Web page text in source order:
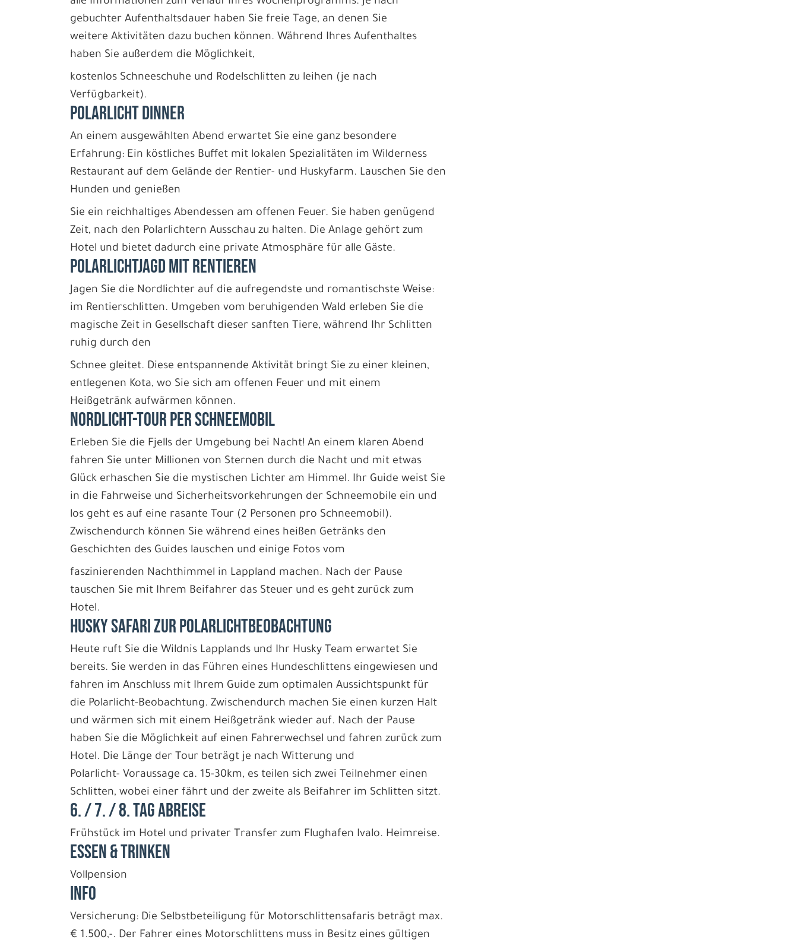
gebuchter Aufenthaltsdauer haben Sie freie Tage, an denen Sie
weitere Aktivitäten dazu buchen können. Während Ihres Aufenthaltes
haben Sie außerdem die Möglichkeit,
kostenlos Schneeschuhe und Rodelschlitten zu leihen (je nach
Verfügbarkeit).
POLARLICHT DINNER
An einem ausgewählten Abend erwartet Sie eine ganz besondere
Erfahrung: Ein köstliches Buffet mit lokalen Spezialitäten im Wilderness
Restaurant auf dem Gelände der Rentier- und Huskyfarm. Lauschen Sie den
Hunden und genießen
Sie ein reichhaltiges Abendessen am offenen Feuer. Sie haben genügend
Zeit, nach den Polarlichtern Ausschau zu halten. Die Anlage gehört zum
Hotel und bietet dadurch eine private Atmosphäre für alle Gäste.
POLARLICHTJAGD MIT RENTIEREN
Jagen Sie die Nordlichter auf die aufregendste und romantischste Weise:
im Rentierschlitten. Umgeben vom beruhigenden Wald erleben Sie die
magische Zeit in Gesellschaft dieser sanften Tiere, während Ihr Schlitten
ruhig durch den
Schnee gleitet. Diese entspannende Aktivität bringt Sie zu einer kleinen,
entlegenen Kota, wo Sie sich am offenen Feuer und mit einem
Heißgetränk aufwärmen können.
NORDLICHT-TOUR PER SCHNEEMOBIL
Erleben Sie die Fjells der Umgebung bei Nacht! An einem klaren Abend
fahren Sie unter Millionen von Sternen durch die Nacht und mit etwas
Glück erhaschen Sie die mystischen Lichter am Himmel. Ihr Guide weist Sie
in die Fahrweise und Sicherheitsvorkehrungen der Schneemobile ein und
los geht es auf eine rasante Tour (2 Personen pro Schneemobil).
Zwischendurch können Sie während eines heißen Getränks den
Geschichten des Guides lauschen und einige Fotos vom
faszinierenden Nachthimmel in Lappland machen. Nach der Pause
tauschen Sie mit Ihrem Beifahrer das Steuer und es geht zurück zum
Hotel.
HUSKY SAFARI ZUR POLARLICHTBEOBACHTUNG
Heute ruft Sie die Wildnis Lapplands und Ihr Husky Team erwartet Sie
bereits. Sie werden in das Führen eines Hundeschlittens eingewiesen und
fahren im Anschluss mit Ihrem Guide zum optimalen Aussichtspunkt für
die Polarlicht-Beobachtung. Zwischendurch machen Sie einen kurzen Halt
und wärmen sich mit einem Heißgetränk wieder auf. Nach der Pause
haben Sie die Möglichkeit auf einen Fahrerwechsel und fahren zurück zum
Hotel. Die Länge der Tour beträgt je nach Witterung und
Polarlicht- Voraussage ca. 15-30km, es teilen sich zwei Teilnehmer einen
Schlitten, wobei einer fährt und der zweite als Beifahrer im Schlitten sitzt.
6. / 7. / 8. TAG ABREISE
Frühstück im Hotel und privater Transfer zum Flughafen Ivalo. Heimreise.
ESSEN & TRINKEN
Vollpension
INFO
Versicherung: Die Selbstbeteiligung für Motorschlittensafaris beträgt max.
€ 1.500,-. Der Fahrer eines Motorschlittens muss in Besitz eines gültigen